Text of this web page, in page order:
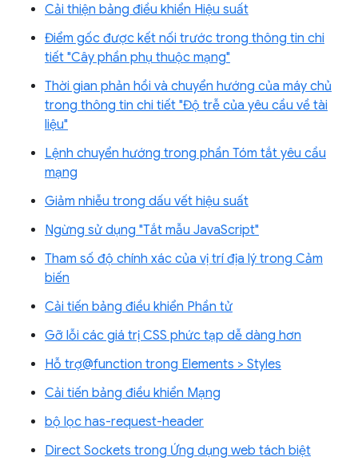
Cải thiện bảng điều khiển Hiệu suất
Điểm gốc được kết nối trước trong thông tin chi
tiết "Cây phần phụ thuộc mạng"
Thời gian phản hồi và chuyển hướng của máy chủ
trong thông tin chi tiết "Độ trễ của yêu cầu về tài
liệu"
Lệnh chuyển hướng trong phần Tóm tắt yêu cầu
mạng
Giảm nhiễu trong dấu vết hiệu suất
Ngừng sử dụng "Tắt mẫu JavaScript"
Tham số độ chính xác của vị trí địa lý trong Cảm
biến
Cải tiến bảng điều khiển Phần tử
Gỡ lỗi các giá trị CSS phức tạp dễ dàng hơn
Hỗ trợ@function trong Elements > Styles
Cải tiến bảng điều khiển Mạng
bộ lọc has-request-header
Direct Sockets trong Ứng dụng web tách biệt